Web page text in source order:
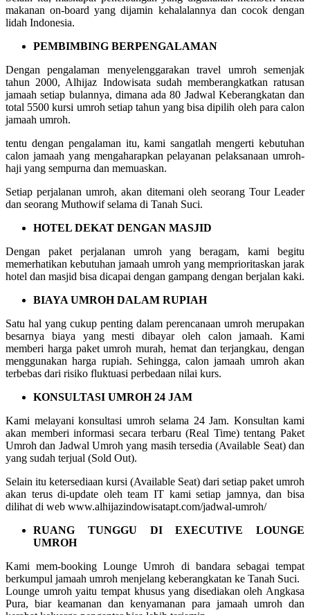
makanan on-board yang dijamin kehalalannya dan cocok dengan
lidah Indonesia.
PEMBIMBING BERPENGALAMAN
Dengan pengalaman menyelenggarakan travel umroh semenjak
tahun 2000, Alhijaz Indowisata sudah memberangkatkan ratusan
jamaah setiap bulannya, dimana ada 80 Jadwal Keberangkatan dan
total 5500 kursi umroh setiap tahun yang bisa dipilih oleh para calon
jamaah umroh.
tentu dengan pengalaman itu, kami sangatlah mengerti kebutuhan
calon jamaah yang mengaharapkan pelayanan pelaksanaan umroh-
haji yang sempurna dan memuaskan.
Setiap perjalanan umroh, akan ditemani oleh seorang Tour Leader
dan seorang Muthowif selama di Tanah Suci.
HOTEL DEKAT DENGAN MASJID
Dengan paket perjalanan umroh yang beragam, kami begitu
memerhatikan kebutuhan jamaah umroh yang memprioritaskan jarak
hotel dan masjid bisa dicapai dengan gampang dengan berjalan kaki.
BIAYA UMROH DALAM RUPIAH
Satu hal yang cukup penting dalam perencanaan umroh merupakan
besarnya biaya yang mesti dibayar oleh calon jamaah. Kami
memberi harga paket umroh murah, hemat dan terjangkau, dengan
menggunakan harga rupiah. Sehingga, calon jamaah umroh akan
terbebas dari risiko fluktuasi perbedaan nilai kurs.
KONSULTASI UMROH 24 JAM
Kami melayani konsultasi umroh selama 24 Jam. Konsultan kami
akan memberi informasi secara terbaru (Real Time) tentang Paket
Umroh dan Jadwal Umroh yang masih tersedia (Available Seat) dan
yang sudah terjual (Sold Out).
Selain itu ketersediaan kursi (Available Seat) dari setiap paket umroh
akan terus di-update oleh team IT kami setiap jamnya, dan bisa
dilihat di web www.alhijazindowisatapt.com/jadwal-umroh/
RUANG TUNGGU DI EXECUTIVE LOUNGE
UMROH
Kami mem-booking Lounge Umroh di bandara sebagai tempat
berkumpul jamaah umroh menjelang keberangkatan ke Tanah Suci.
Lounge umroh yaitu tempat khusus yang disediakan oleh Angkasa
Pura, biar keamanan dan kenyamanan para jamaah umroh dan